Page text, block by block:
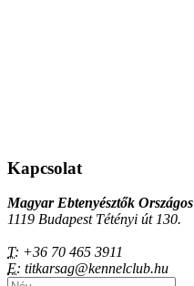
Kapcsolat
Magyar Ebtenyésztők
1119 Budapest Tétényi út 130.
T: +36 70 465 3911
E: titkarsag@kennelclub.hu